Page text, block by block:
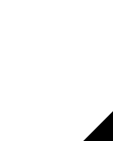
LMT pirmais Baltijā